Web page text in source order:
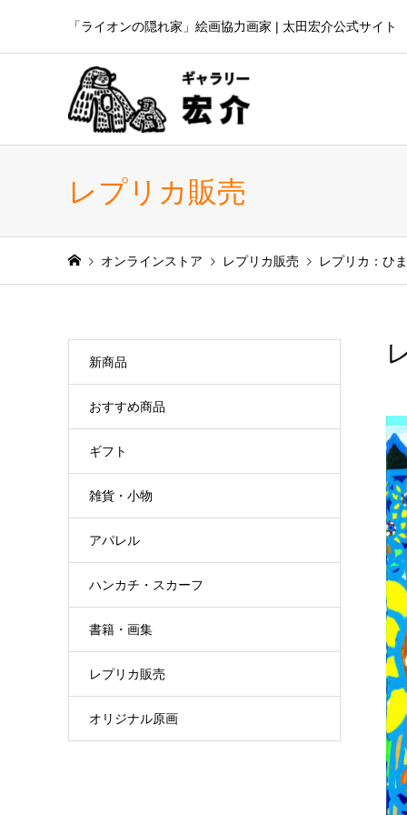
「ライオンの隠れ家」絵画協力画家 | 太田宏介公式サイト
レプリカ販売
オンラインストア レプリカ販売 レプリカ：ひ
新商品
おすすめ商品
ギフト
雑貨・小物
アパレル
ハンカチ・スカーフ
書籍・画集
レプリカ販売
オリジナル原画